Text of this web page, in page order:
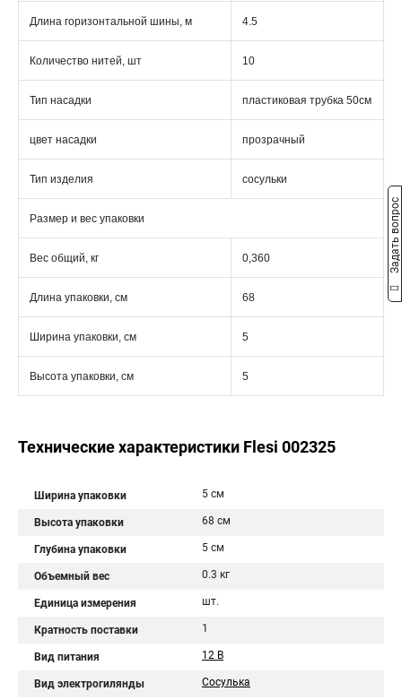
Длина горизонтальной шины, м 4.5
Количество нитей, шт 10
Тип насадки пластиковая трубка 50см
цвет насадки прозрачный
Тип изделия сосульки
Размер и вес упаковки
Вес общий, кг 0,360
Длина упаковки, см 68
Ширина упаковки, см 5
Высота упаковки, см 5
Технические характеристики Flesi 002325
Ширина упаковки 5 см
Высота упаковки 68 см
Глубина упаковки 5 см
Объемный вес 0.3 кг
Единица измерения шт.
Кратность поставки 1
Вид питания 12 В
Вид электрогилянды Сосулька
Задать вопрос